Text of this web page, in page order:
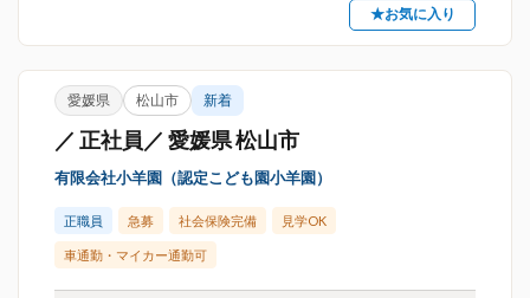
★お気に入り
愛媛県 松山市 新着
／ 正社員／ 愛媛県 松山市
有限会社小羊園（認定こども園小羊園）
正職員 急募 社会保険完備 見学OK
車通勤・マイカー通勤可